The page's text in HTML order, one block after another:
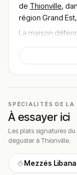
de Thionville,
région Grand
La maison
saison par des
dans une
L’identitédu
cuisine que sur
propriétaire,Mr
propriétaire en
aussi
SPÉCIALITÉS DE LA
À essayer ici
Les plats signatures
déguster à Thionville.
Mezzés